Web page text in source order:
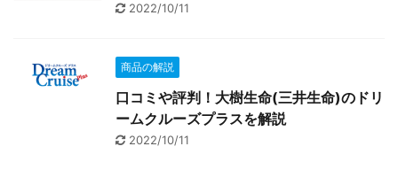
2022/10/11
商品の解説
口コミや評判！大樹生命(三井生命)のドリ
ームクルーズプラスを解説
2022/10/11